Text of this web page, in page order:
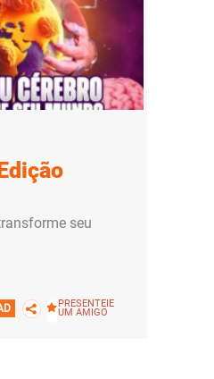
seu
PRESENTEIE
UM AMIGO